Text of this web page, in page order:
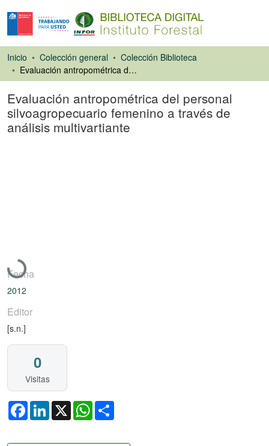
Inicio Colección general
Colección Biblioteca
Evaluación antropométrica del personal silvoagropecuario femenino a través de análisis multivartiante
Evaluación antropométrica del personal
silvoagropecuario femenino a través de
análisis multivartiante
Cargando...
Fecha
2012
Editor
[s.n.]
0
Visitas
FacebookLinkedIn
X WhatsApp